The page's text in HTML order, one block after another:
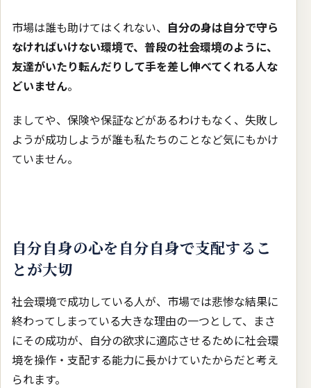
市場は誰も助けてはくれない、 自分の身は自分で守ら
なければいけない環境で、普段の社会環境のように、
友達がいたり転んだりして手を差し伸べてくれる人な
どいません。
ましてや、保険や保証などがあるわけもなく、失敗し
ようが成功しようが誰も私たちのことなど気にもかけ
ていません。
自分自身の心を自分自身で支配するこ
とが大切
社会環境で成功している人が、市場では悲惨な結果に
終わってしまっている大きな理由の一つとして、まさ
にその成功が、自分の欲求に適応させるために社会環
境を操作・支配する能力に長かけていたからだと考え
られます。